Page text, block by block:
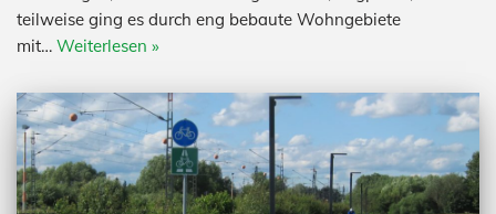
teilweise ging es durch eng bebaute Wohngebiete
mit… Weiterlesen »